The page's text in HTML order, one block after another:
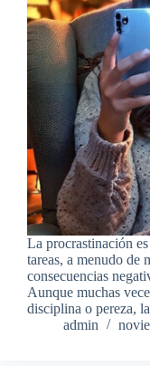
La procrastinación
tareas, a menudo de
consecuencias
Aunque muchas
disciplina o pereza,
admin